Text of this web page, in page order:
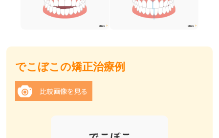
Click Click
でこぼこの矯正治療例
比較画像を見る